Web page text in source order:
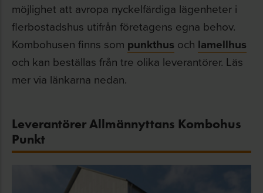
möjlighet att avropa nyckelfärdiga lägenheter i
flerbostadshus utifrån företagens egna behov.
Kombohusen finns som punkthus och lamellhus
och kan beställas från tre olika leverantörer. Läs
mer via länkarna nedan.
Leverantörer Allmännyttans Kombohus
Punkt